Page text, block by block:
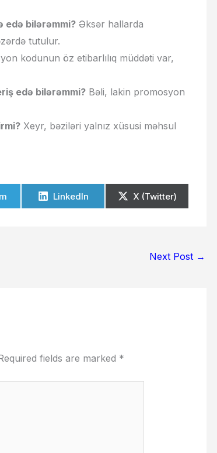
edə bilərəmmi? Əksər hallarda
tutulur.
kodunun öz etibarlılıq müddəti var,
edə bilərəmmi? Bəli, lakin promosyon
Xeyr, bəziləri yalnız xüsusi məhsul
LinkedIn X (Twitter)
Next Post →
fields are marked *